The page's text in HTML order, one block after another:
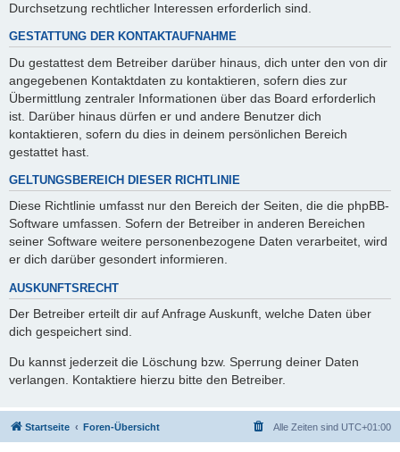
Durchsetzung rechtlicher Interessen erforderlich sind.
GESTATTUNG DER KONTAKTAUFNAHME
Du gestattest dem Betreiber darüber hinaus, dich unter den von dir
angegebenen Kontaktdaten zu kontaktieren, sofern dies zur
Übermittlung zentraler Informationen über das Board erforderlich
ist. Darüber hinaus dürfen er und andere Benutzer dich
kontaktieren, sofern du dies in deinem persönlichen Bereich
gestattet hast.
GELTUNGSBEREICH DIESER RICHTLINIE
Diese Richtlinie umfasst nur den Bereich der Seiten, die die phpBB-
Software umfassen. Sofern der Betreiber in anderen Bereichen
seiner Software weitere personenbezogene Daten verarbeitet, wird
er dich darüber gesondert informieren.
AUSKUNFTSRECHT
Der Betreiber erteilt dir auf Anfrage Auskunft, welche Daten über
dich gespeichert sind.
Du kannst jederzeit die Löschung bzw. Sperrung deiner Daten
verlangen. Kontaktiere hierzu bitte den Betreiber.
Startseite Foren-Übersicht Alle Zeiten sind UTC+01:00